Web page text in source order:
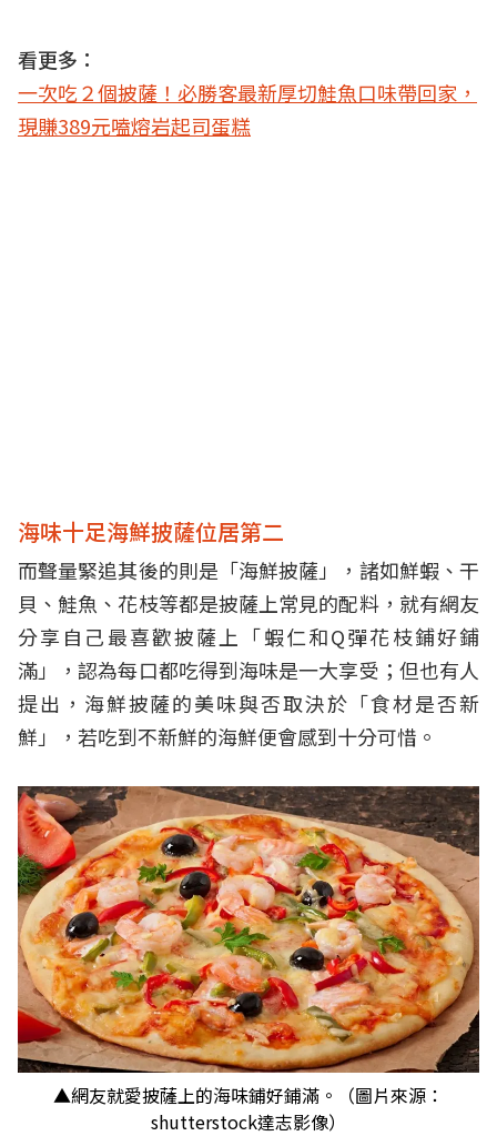
看更多：
一次吃２個披薩！必勝客最新厚切鮭魚口味帶回家，
現賺389元嗑熔岩起司蛋糕
海味十足海鮮披薩位居第二
而聲量緊追其後的則是「海鮮披薩」，諸如鮮蝦、干
貝、鮭魚、花枝等都是披薩上常見的配料，就有網友
分享自己最喜歡披薩上「蝦仁和Q彈花枝鋪好鋪
滿」，認為每口都吃得到海味是一大享受；但也有人
提出，海鮮披薩的美味與否取決於「食材是否新
鮮」，若吃到不新鮮的海鮮便會感到十分可惜。
▲網友就愛披薩上的海味鋪好鋪滿。（圖片來源：
shutterstock達志影像）